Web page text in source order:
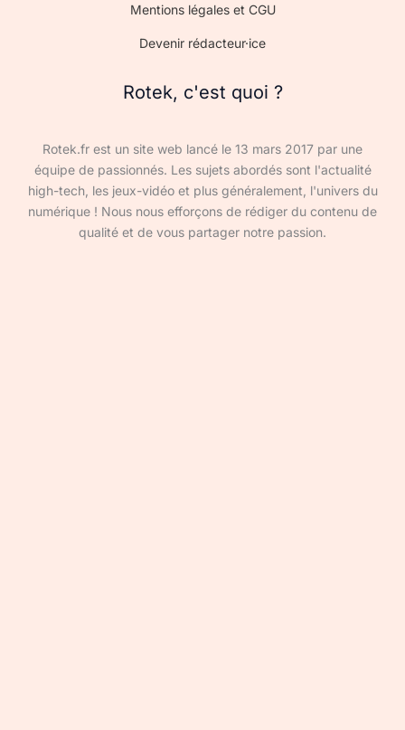
Mentions légales et CGU
Devenir rédacteur·ice
Rotek, c'est quoi ?
Rotek.fr est un site web lancé le 13 mars 2017 par une
équipe de passionnés. Les sujets abordés sont l'actualité
high-tech, les jeux-vidéo et plus généralement, l'univers du
numérique ! Nous nous efforçons de rédiger du contenu de
qualité et de vous partager notre passion.